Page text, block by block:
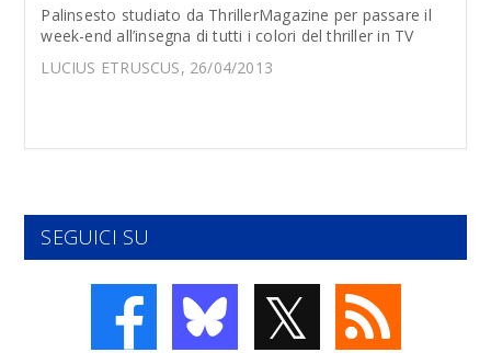
Palinsesto studiato da ThrillerMagazine per passare il
week-end all’insegna di tutti i colori del thriller in TV
LUCIUS ETRUSCUS, 26/04/2013
SEGUICI SU
𝕏